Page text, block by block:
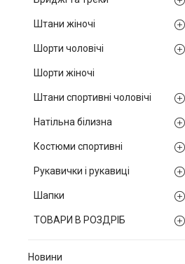
Штани жіночі
Шорти чоловічі
Шорти жіночі
Штани спортивні чоловічі
Натільна білизна
Костюми спортивні
Рукавички і рукавиці
Шапки
ТОВАРИ В РОЗДРІБ
Новини